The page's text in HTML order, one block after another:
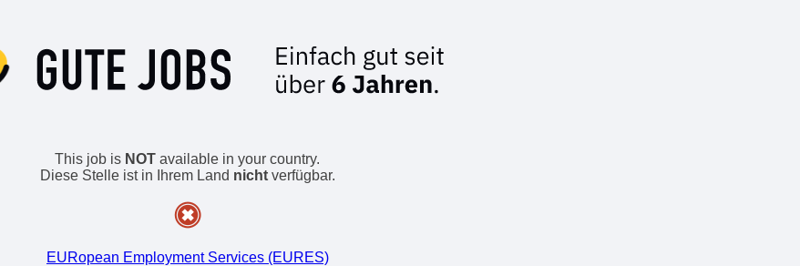
This job is NOT available in your country.
Diese Stelle ist in Ihrem Land nichtverfügbar.
EURopean Employment Services (EURES)